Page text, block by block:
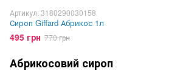
Артикул: 3180290030158
Сироп Giffard Абрикос 1л
495 грн 770 грн
Абрикосовий сироп